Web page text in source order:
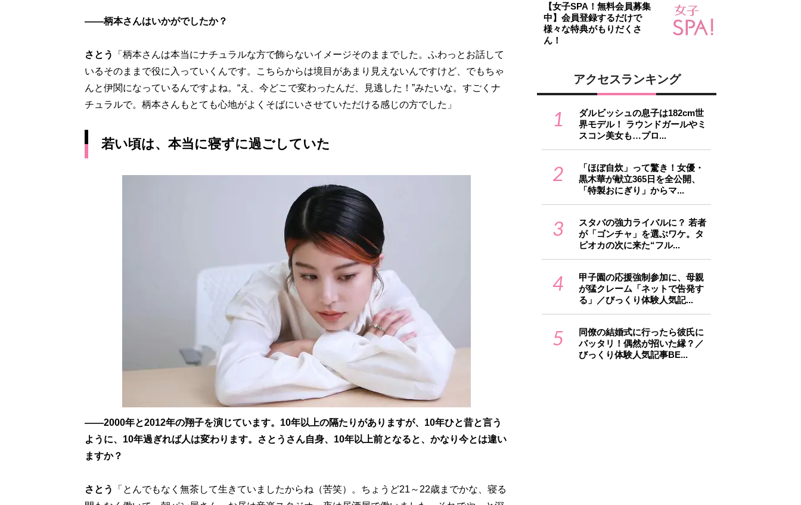
――柄本さんはいかがでしたか？
さとう
「柄本さんは本当にナチュラルな方で飾らないイメージそのままでした。ふわっとお話して
いるそのままで役に入っていくんです。こちらからは境目があまり見えないんですけど、でもちゃ
んと伊関になっているんですよね。“え、今どこで変わったんだ、見逃した！”みたいな。すごくナ
チュラルで。柄本さんもとても心地がよくそばにいさせていただける感じの方でした」
若い頃は、本当に寝ずに過ごしていた
――2000年と2012年の翔子を演じています。10年以上の隔たりがありますが、10年ひと昔と言う
ように、10年過ぎれば人は変わります。さとうさん自身、10年以上前となると、かなり今とは違い
ますか？
さとう
「とんでもなく無茶して生きていましたからね（苦笑）。ちょうど21～22歳までかな、寝る
【女子SPA！無料会員募集
中】会員登録するだけで
様々な特典がもりだくさ
ん！
アクセスランキング
1
ダルビッシュの息子は182cm世
界モデル！ ラウンドガールやミ
スコン美女も…プロ...
2
「ほぼ自炊」って驚き！女優・
黒木華が献立365日を全公開、
「特製おにぎり」からマ...
3
スタバの強力ライバルに？ 若者
が「ゴンチャ」を選ぶワケ。タ
ピオカの次に来た“フル...
4
甲子園の応援強制参加に、母親
が猛クレーム「ネットで告発す
る」／びっくり体験人気記...
5
同僚の結婚式に行ったら彼氏に
バッタリ！偶然が招いた縁？／
びっくり体験人気記事BE...